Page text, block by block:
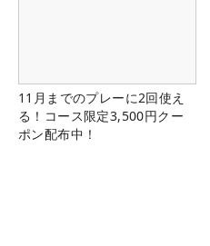
11月までのプレーに2回使え
る！コース限定3,500円クー
ポン配布中！